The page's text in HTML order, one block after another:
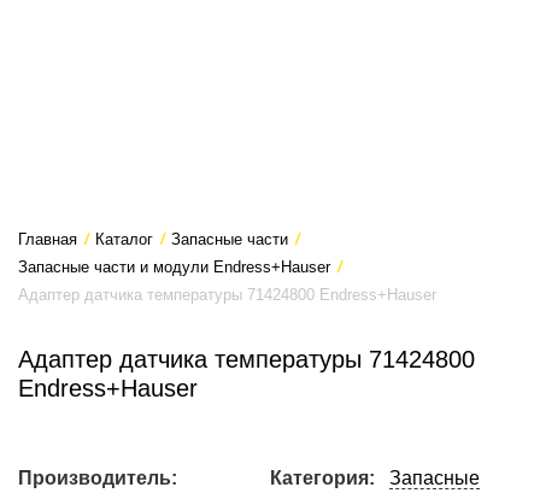
Главная / Каталог / Запасные части /
Запасные части и модули Endress+Hauser /
Адаптер датчика температуры 71424800 Endress+Hauser
Адаптер датчика температуры 71424800
Endress+Hauser
Производитель:
Категория:
Запасные